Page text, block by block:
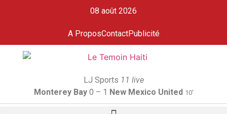
08 août 2026
A ProposContactPublicité
LJ Sports 11 live
Monterey Bay 0 – 1 New Mexico United 10'